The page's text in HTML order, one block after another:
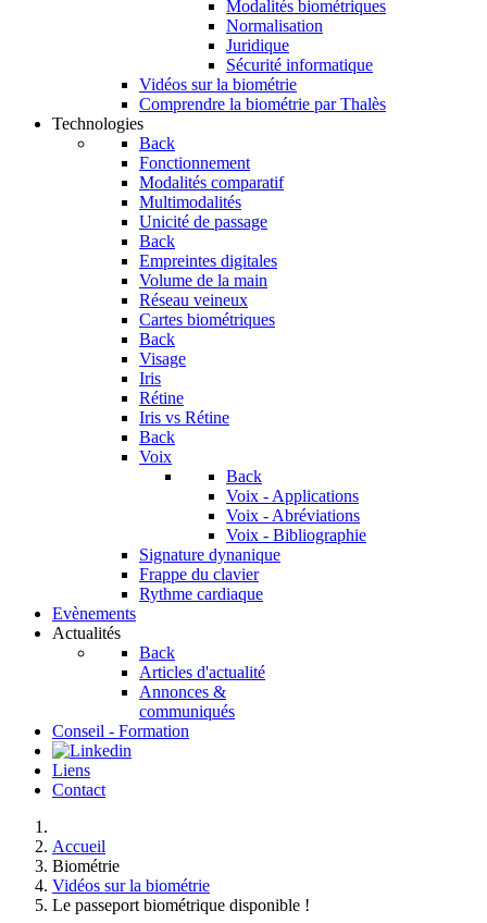
Modalités biométriques
Normalisation
Juridique
Sécurité informatique
Vidéos sur la biométrie
Comprendre la biométrie par Thalès
Technologies
Back
Fonctionnement
Modalités comparatif
Multimodalités
Unicité de passage
Back
Empreintes digitales
Volume de la main
Réseau veineux
Cartes biométriques
Back
Visage
Iris
Rétine
Iris vs Rétine
Back
Voix
Back
Voix - Applications
Voix - Abréviations
Voix - Bibliographie
Signature dynanique
Frappe du clavier
Rythme cardiaque
Evènements
Actualités
Back
Articles d'actualité
Annonces &
communiqués
Conseil - Formation
Liens
Contact
Accueil
Biométrie
Vidéos sur la biométrie
Le passeport biométrique disponible !